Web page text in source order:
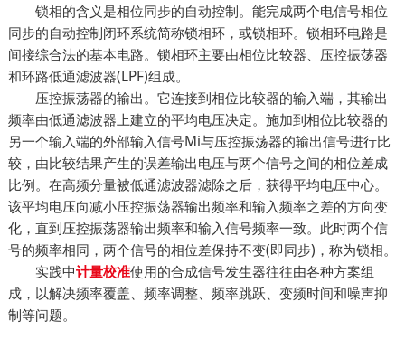
锁相的含义是相位同步的自动控制。能完成两个电信号相位
同步的自动控制闭环系统简称锁相环，或锁相环。锁相环电路是
间接综合法的基本电路。锁相环主要由相位比较器、压控振荡器
和环路低通滤波器(LPF)组成。
压控振荡器的输出。它连接到相位比较器的输入端，其输出
频率由低通滤波器上建立的平均电压决定。施加到相位比较器的
另一个输入端的外部输入信号Mi与压控振荡器的输出信号进行比
较，由比较结果产生的误差输出电压与两个信号之间的相位差成
比例。在高频分量被低通滤波器滤除之后，获得平均电压中心。
该平均电压向减小压控振荡器输出频率和输入频率之差的方向变
化，直到压控振荡器输出频率和输入信号频率一致。此时两个信
号的频率相同，两个信号的相位差保持不变(即同步)，称为锁相。
实践中计量校准使用的合成信号发生器往往由各种方案组
成，以解决频率覆盖、频率调整、频率跳跃、变频时间和噪声抑
制等问题。